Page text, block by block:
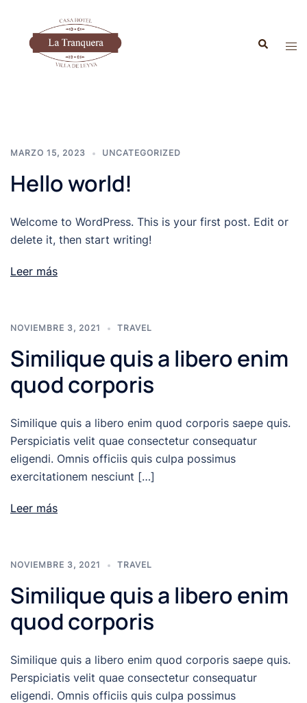
contenido
Buscar
MARZO 15, 2023 UNCATEGORIZED
Hello world!
Welcome to WordPress. This is your first post. Edit or
delete it, then start writing!
Leer más
NOVIEMBRE 3, 2021 TRAVEL
Similique quis a libero enim
quod corporis
Similique quis a libero enim quod corporis saepe quis.
Perspiciatis velit quae consectetur consequatur
eligendi. Omnis officiis quis culpa possimus
exercitationem nesciunt […]
Leer más
NOVIEMBRE 3, 2021 TRAVEL
Similique quis a libero enim
quod corporis
Similique quis a libero enim quod corporis saepe quis.
Perspiciatis velit quae consectetur consequatur
eligendi. Omnis officiis quis culpa possimus